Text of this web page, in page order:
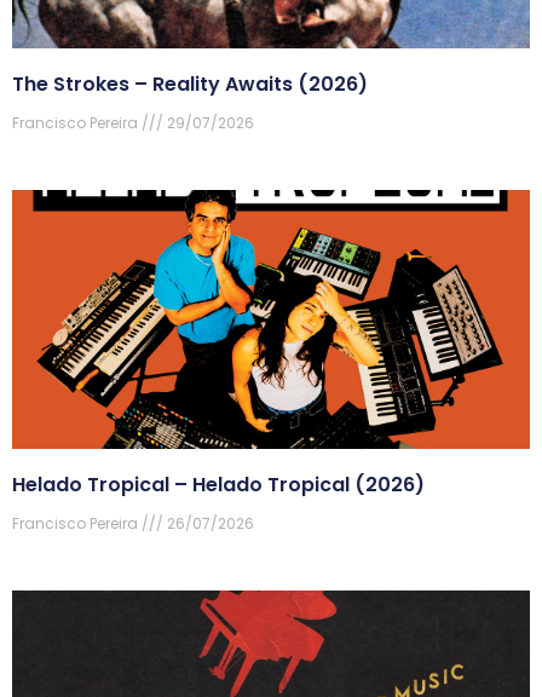
The Strokes – Reality Awaits (2026)
Francisco Pereira 29/07/2026
Helado Tropical – Helado Tropical (2026)
Francisco Pereira 26/07/2026